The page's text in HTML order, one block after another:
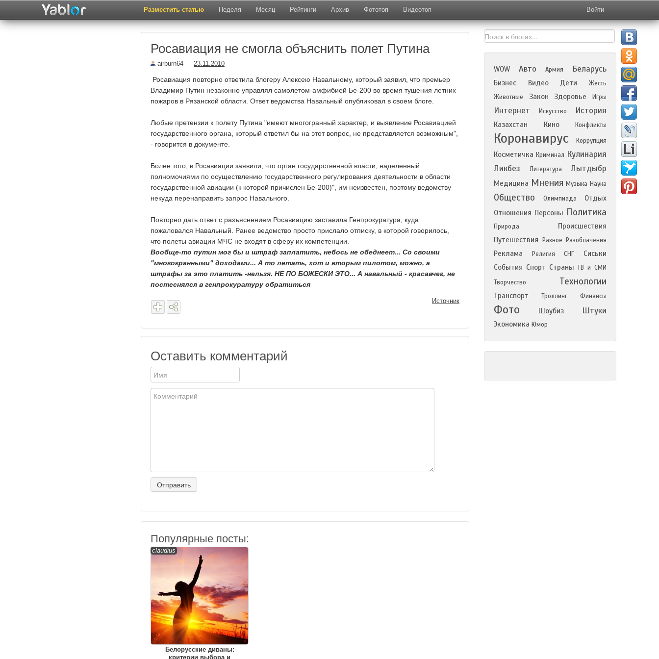
Разместить статью Неделя Месяц Рейтинги Архив Фототоп Видеотоп Войти
Росавиация не смогла объяснить полет Путина
airburn64 — 23.11.2010
Росавиация повторно ответила блогеру Алексею Навальному, который заявил, что премьер
Владимир Путин незаконно управлял самолетом-амфибией Бе-200 во время тушения летних
пожаров в Рязанской области. Ответ ведомства Навальный опубликовал в своем блоге.
Любые претензии к полету Путина "имеют многогранный характер, и выявление Росавиацией
государственного органа, который ответил бы на этот вопрос, не представляется возможным",
- говорится в документе.
Более того, в Росавиации заявили, что орган государственной власти, наделенный
полномочиями по осуществлению государственного регулирования деятельности в области
государственной авиации (к которой причислен Бе-200)", им неизвестен, поэтому ведомству
некуда перенаправить запрос Навального.
Повторно дать ответ с разъяснением Росавиацию заставила Генпрокуратура, куда
пожаловался Навальный. Ранее ведомство просто прислало отписку, в которой говорилось,
что полеты авиации МЧС не входят в сферу их компетенции.
Вообще-то путин мог бы и штраф заплатить, небось не обеднеет... Со своими
"многогранными" доходами... А то летать, хот и вторым пилотом, можно, а
штрафы за это платить -нельзя. НЕ ПО БОЖЕСКИ ЭТО... А навальный - красавчег, не
постеснялся в генпрокуратуру обратиться
Источник
Оставить комментарий
Популярные посты:
claudius
Белорусские диваны:
критерии выбора и
WOW Авто Армия Беларусь
Бизнес Видео Дети
Жесть
Животные
Закон Здоровье Игры
Интернет Искусство История
Казахстан Кино Конфликты
Коронавирус Коррупция
Косметичка Криминал Кулинария
Ликбез
Литература Лытдыбр
Медицина Мнения Музыка Наука
Общество Олимпиада
Отдых
Отношения Персоны Политика
Природа
Происшествия
Путешествия
Разное Разоблачения
Реклама Религия СНГ
Сиськи
События Спорт Страны ТВ и СМИ
Творчество
Технологии
Транспорт Троллинг Финансы
Фото Шоубиз Штуки
Экономика Юмор